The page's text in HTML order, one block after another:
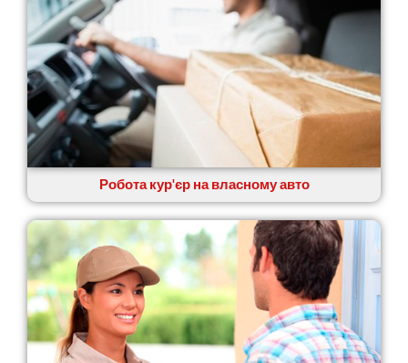
Обухів
Обухівка
Одеса
Острог
Павлоград
Переяслав
Первомайськ
Пісочин
Петриків
Петропавлівська Борщагівка
Підгородне
Погреби
Покров
Полтава
Прилуки
Путивль
П’ятихатки
Робота кур'єр на власному авто